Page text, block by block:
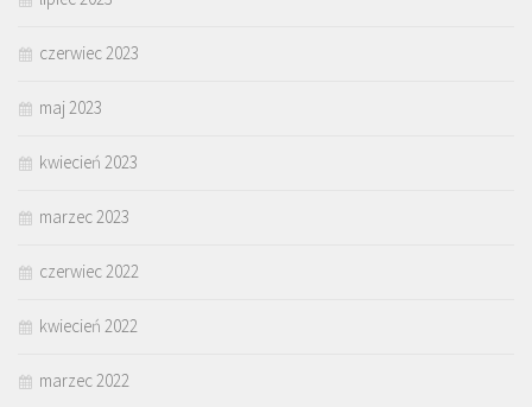
czerwiec 2023
maj 2023
kwiecień 2023
marzec 2023
czerwiec 2022
kwiecień 2022
marzec 2022